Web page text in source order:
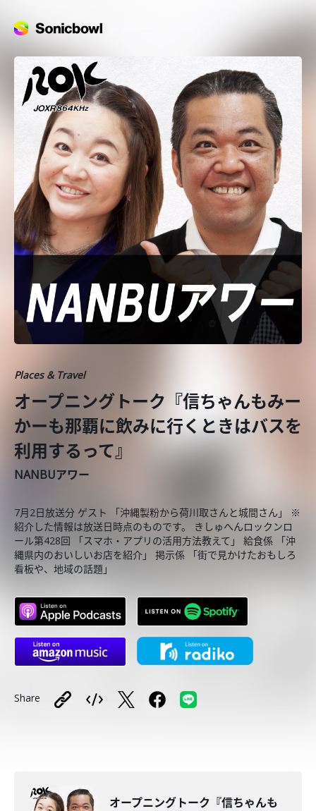
Places & Travel
オープニングトーク『信ちゃんもみー
かーも那覇に飲みに行くときはバスを
利用するって』
NANBUアワー
7月2日放送分 ゲスト 「沖縄製粉から荷川取さんと城間さん」 ※
紹介した情報は放送日時点のものです。 きしゅへんロックンロ
ール第428回 「スマホ・アプリの活用方法教えて」 給食係 「沖
縄県内のおいしいお店を紹介」 掲示係 「街で見かけたおもしろ
看板や、地域の話題」
Share
オープニングトーク『信ちゃんも